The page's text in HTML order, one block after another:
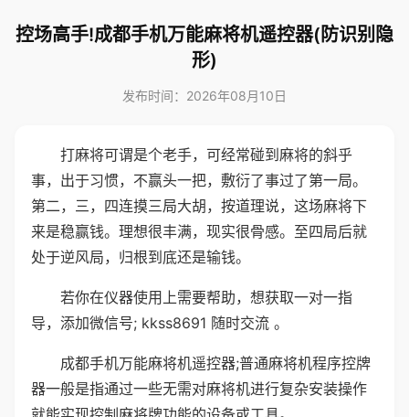
控场高手!成都手机万能麻将机遥控器(防识别隐
形)
发布时间：2026年08月10日
打麻将可谓是个老手，可经常碰到麻将的斜乎
事，出于习惯，不赢头一把，敷衍了事过了第一局。
第二，三，四连摸三局大胡，按道理说，这场麻将下
来是稳赢钱。理想很丰满，现实很骨感。至四局后就
处于逆风局，归根到底还是输钱。
若你在仪器使用上需要帮助，想获取一对一指
导，添加微信号; kkss8691 随时交流 。
成都手机万能麻将机遥控器;普通麻将机程序控牌
器一般是指通过一些无需对麻将机进行复杂安装操作